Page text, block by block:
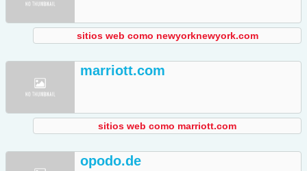
sitios web como newyorknewyork.com
marriott.com
sitios web como marriott.com
opodo.de